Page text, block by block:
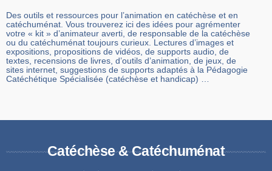
Des outils et ressources pour l’animation en catéchèse et en
catéchuménat. Vous trouverez ici des idées pour agrémenter
votre « kit » d’animateur averti, de responsable de la catéchèse
ou du catéchuménat toujours curieux. Lectures d’images et
expositions, propositions de vidéos, de supports audio, de
textes, recensions de livres, d’outils d’animation, de jeux, de
sites internet, suggestions de supports adaptés à la Pédagogie
Catéchétique Spécialisée (catéchèse et handicap) …
Catéchèse & Catéchuménat